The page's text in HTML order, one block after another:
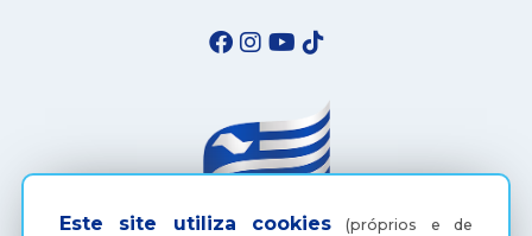
Este site utiliza cookies (próprios e de